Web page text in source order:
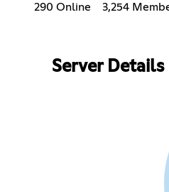
290 Online 3,254
Server Details